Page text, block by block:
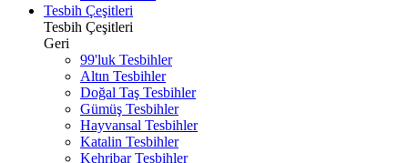
Tesbih Çeşitleri
Tesbih Çeşitleri
Geri
99'luk Tesbihler
Altın Tesbihler
Doğal Taş Tesbihler
Gümüş Tesbihler
Hayvansal Tesbihler
Katalin Tesbihler
Kehribar Tesbihler